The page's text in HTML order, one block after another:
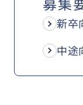
新卒
中途